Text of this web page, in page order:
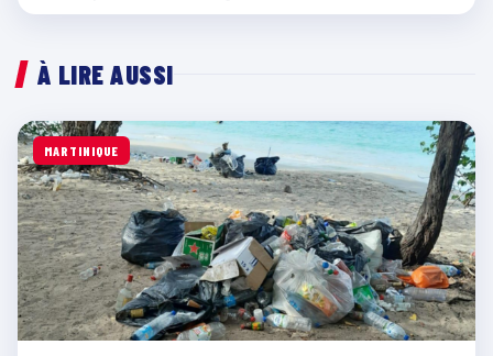
À LIRE AUSSI
MARTINIQUE